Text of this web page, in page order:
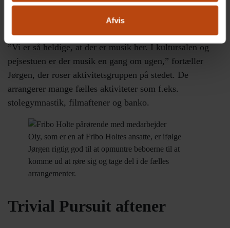
Afvis
personalet er opmærksomme på.
”Vi er så heldige, at der er musik her. I kultursalen og
pejsestuen er der musik en gang om ugen,” fortæller
Jørgen, der roser aktivitetsgruppen på stedet. De
arrangerer mange fælles aktiviteter som f.eks.
stolegymnastik, filmaftener og banko.
Oiy, som er en af Fribo Holtes ansatte, er ifølge
Jørgen rigtig god til at opmuntre beboerne til at
komme ud at røre sig og tage del i de fælles
arrangementer.
Trivial Pursuit aftener